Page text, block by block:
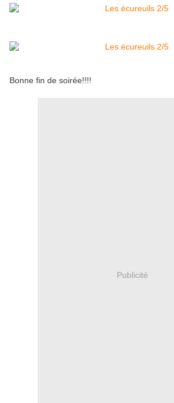
Bonne fin de soirée!!!!
Publicité